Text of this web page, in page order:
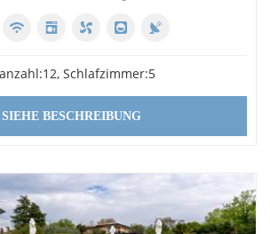
Schlafzimmer:5
SIEHE BESCHREIBUNG